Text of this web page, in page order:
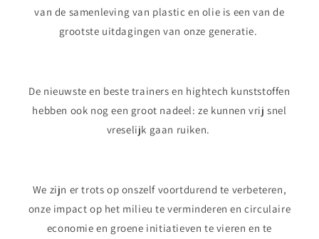
van de samenleving van plastic en olie is een van de
grootste uitdagingen van onze generatie.
De nieuwste en beste trainers en hightech kunststoffen
hebben ook nog een groot nadeel: ze kunnen vrij snel
vreselijk gaan ruiken.
We zijn er trots op onszelf voortdurend te verbeteren,
onze impact op het milieu te verminderen en circulaire
economie en groene initiatieven te vieren en te